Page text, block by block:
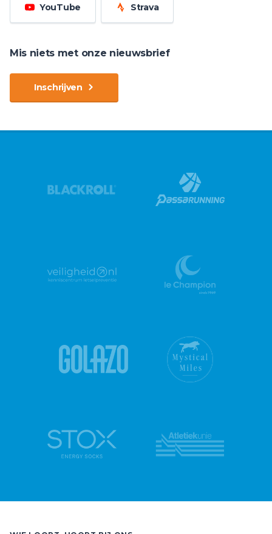
YouTube Strava
Mis niets met onze nieuwsbrief
Inschrijven